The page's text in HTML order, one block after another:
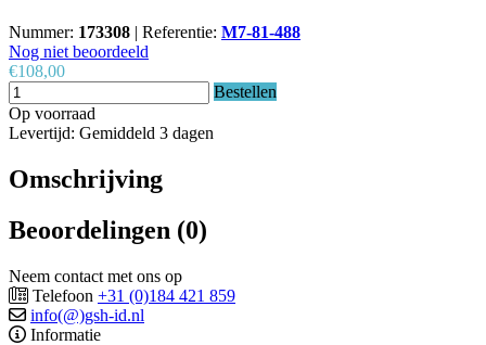
Nummer: 173308 | Referentie: M7-81-488
Nog niet beoordeeld
€108,00
Bestellen
Op voorraad
Levertijd: Gemiddeld 3 dagen
Omschrijving
Beoordelingen (0)
Neem contact met ons op
Telefoon +31 (0)184 421 859
info(@)gsh-id.nl
Informatie